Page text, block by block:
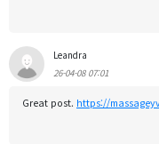
Leandra
26-04-08 07:01
Great post. https://